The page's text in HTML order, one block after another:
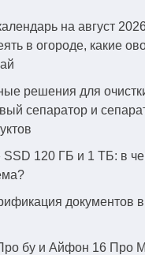
на август
в огороде, какие
решения для
сепаратор и
120 ГБ и 1 ТБ: в
документов в
бу и Айфон 16 Про